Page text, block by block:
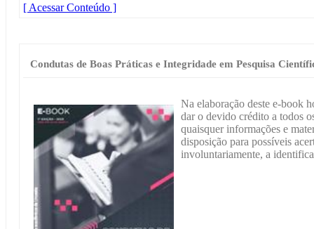
[ Acessar Conteúdo ]
Condutas de Boas Práticas e Integridade em Pesquisa
Na elaboração deste e-book
dar o devido crédito a todos
quaisquer informações e
disposição para possíveis
involuntariamente, a